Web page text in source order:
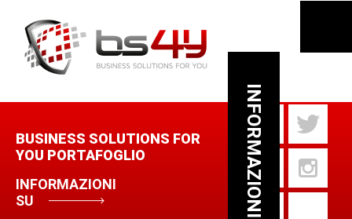
BUSINESS SOLUTIONS FOR
YOU PORTAFOGLIO
INFORMAZIONI
SU
INFORMAZIONI SU